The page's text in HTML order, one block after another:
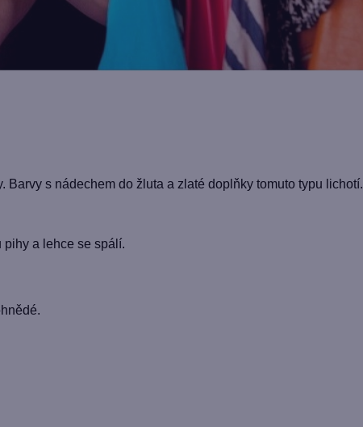
Barvy s nádechem do žluta a zlaté doplňky tomuto typu lichotí.
a lehce se spálí.